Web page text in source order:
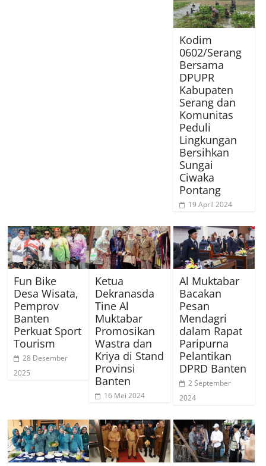
Kodim
0602/Serang
Bersama
DPUPR
Kabupaten
Serang dan
Komunitas
Peduli
Lingkungan
Bersihkan
Sungai
Ciwaka
Pontang
19 April 2024
Fun Bike
Desa Wisata,
Pemprov
Banten
Perkuat Sport
Tourism
28 Desember
2025
Ketua
Dekranasda
Tine Al
Muktabar
Promosikan
Wastra dan
Kriya di Stand
Provinsi
Banten
16 Mei 2024
Al Muktabar
Bacakan
Pesan
Mendagri
dalam Rapat
Paripurna
Pelantikan
DPRD Banten
2 September
2024